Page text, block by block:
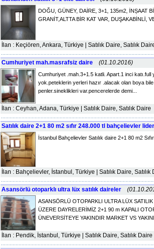
DOĞU, GÜNEY, DAİRE, 3+1, 135m2, İNȘAAT
GRANİT,ALTTA BİR KAT VAR, DUŞAKABİNLİ,
İlan : Keçiören, Ankara, Türkiye | Satılık Daire, Satılık
Cumhuriyet mah.masrafsiz daire (01.10.2016)
Cumhuriyet .mah.3+1.5 katli. Apart.1 inci
yok.peteklerin yerleri hazır .alacak olan boya
penler.sineklikleri var.pencerelerde demi...
İlan : Ceyhan, Adana, Türkiye | Satılık Daire, Satılık Daire
Satılık daire 2+1 80 m2 sıfır 248.000 tl bahçelievler
İstanbul Bahçelievler Satılık daire 2+1 80 m2
İlan : Bahçelievler, İstanbul, Türkiye | Satılık Daire, Satılık
Asansörlü otoparklı ultra lüx satılık daireler
ASANSÖRLÜ OTOPARKLI ULTRA LÜX
ÜZERE DAYRELERİMİZ 2+1 90 m KAPALI
ÜNEVERSİTEYE YAKINDIR MARKET VS
İlan : Pendik, İstanbul, Türkiye | Satılık Daire, Satılık Daire